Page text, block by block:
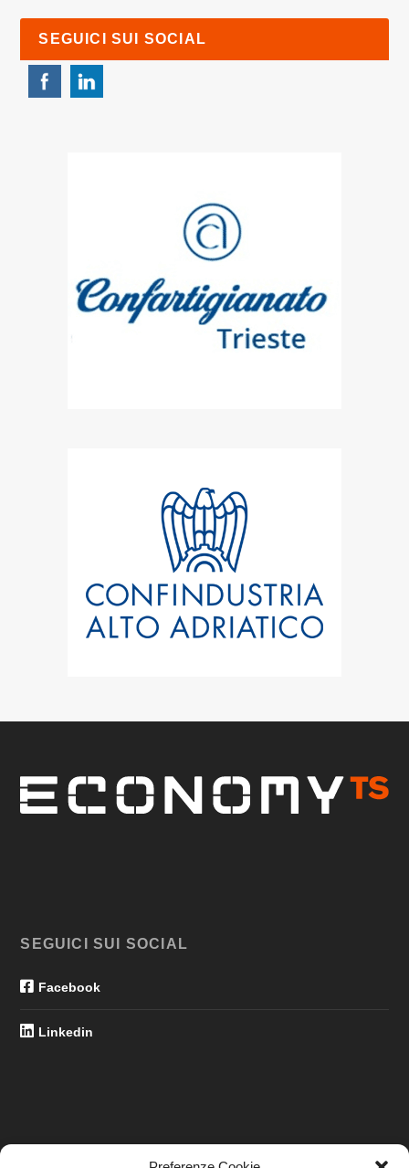
SEGUICI SUI SOCIAL
SEGUICI SUI SOCIAL
Facebook
Linkedin